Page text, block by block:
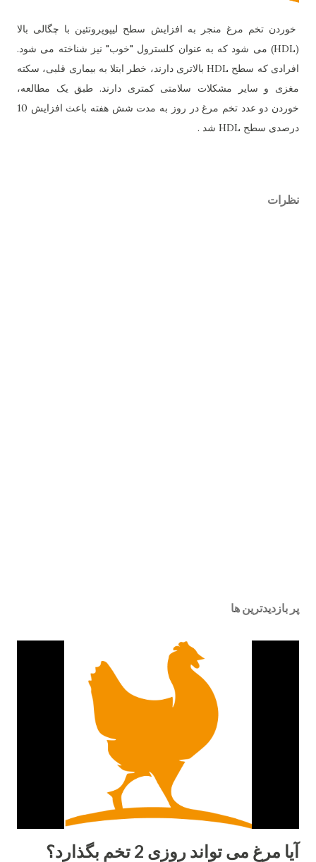
خوردن تخم مرغ منجر به افزایش سطح لیپوپروتئین با چگالی بالا
(HDL) می شود که به عنوان کلسترول "خوب" نیز شناخته می شود.
افرادی که سطح HDL بالاتری دارند، خطر ابتلا به بیماری قلبی، سکته
مغزی و سایر مشکلات سلامتی کمتری دارند. طبق یک مطالعه،
خوردن دو عدد تخم مرغ در روز به مدت شش هفته باعث افزایش 10
درصدی سطح HDL شد .
نظرات
پر بازدیدترین ها
آیا مرغ می تواند روزی 2 تخم بگذارد؟